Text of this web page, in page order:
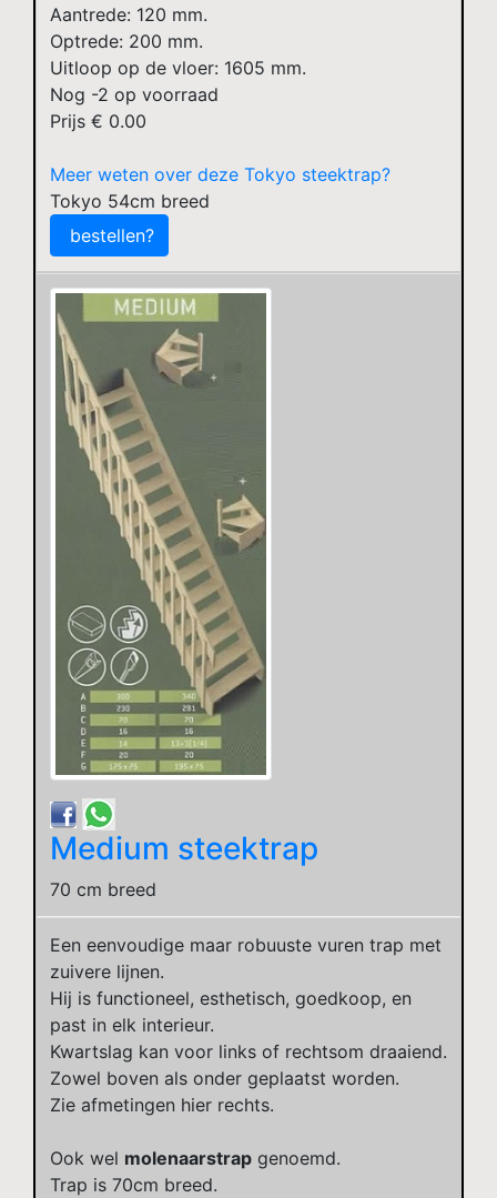
Aantrede: 120 mm.
Optrede: 200 mm.
Uitloop op de vloer: 1605 mm.
Nog -2 op voorraad
Prijs € 0.00
Meer weten over deze Tokyo steektrap?
Tokyo 54cm breed
Medium steektrap
70 cm breed
Een eenvoudige maar robuuste vuren trap met
zuivere lijnen.
Hij is functioneel, esthetisch, goedkoop, en
past in elk interieur.
Kwartslag kan voor links of rechtsom draaiend.
Zowel boven als onder geplaatst worden.
Zie afmetingen hier rechts.
Ook wel molenaarstrap genoemd.
Trap is 70cm breed.